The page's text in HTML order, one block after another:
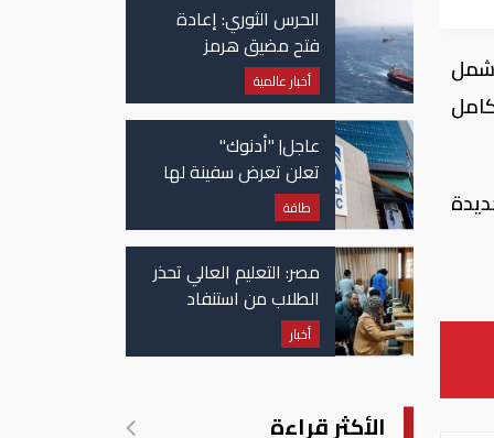
جنيه، لتصل كامل
الحرس الثوري: إعادة
فتح مضيق هرمز
مرهونة بقبول واشنطن
الكامل لشروط طهران
أخبار عالمية
عاجل| "أدنوك"
تعلن تعرض سفينة لها
للاستهداف بصاروخ في
مضيق هرمز
طاقة
مصر: التعليم العالي تحذر
الطلاب من استنفاد
الرغبات قبل غلق
التسجيل
أخبار
الأكثر قراءة